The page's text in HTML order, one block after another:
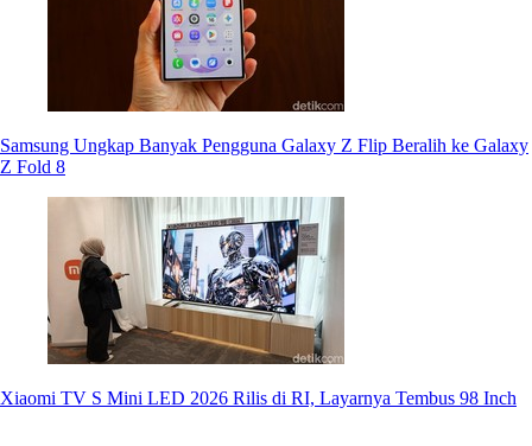
Samsung Ungkap Banyak Pengguna Galaxy Z Flip Beralih ke Galaxy
Z Fold 8
Xiaomi TV S Mini LED 2026 Rilis di RI, Layarnya Tembus 98 Inch